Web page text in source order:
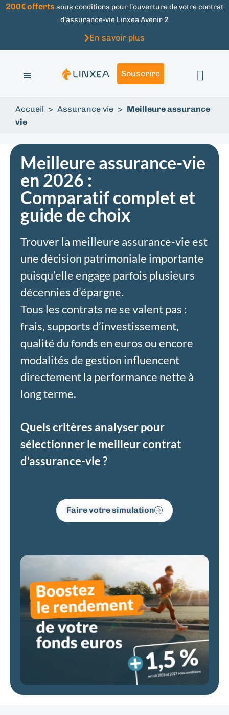
200€ offerts sous conditions pour l’ouverture de votre contrat
d’assurance-vie Linxea Avenir 2
En savoir plus
Souscrire
Accueil > Assurance vie > Meilleure assurance
vie
Meilleure assurance-vie
en 2026 :
Comparatif complet et
guide de choix
Trouver la meilleure assurance-vie est
une décision patrimoniale importante
puisqu’elle engage parfois plusieurs
décennies d’épargne.
Tous les contrats ne se valent pas :
frais, supports d’investissement,
qualité du fonds en euros ou encore
modalités de gestion influencent
directement la performance nette à
long terme.
Quels critères analyser pour
sélectionner le meilleur contrat
d’assurance-vie ?
Faire votre simulation